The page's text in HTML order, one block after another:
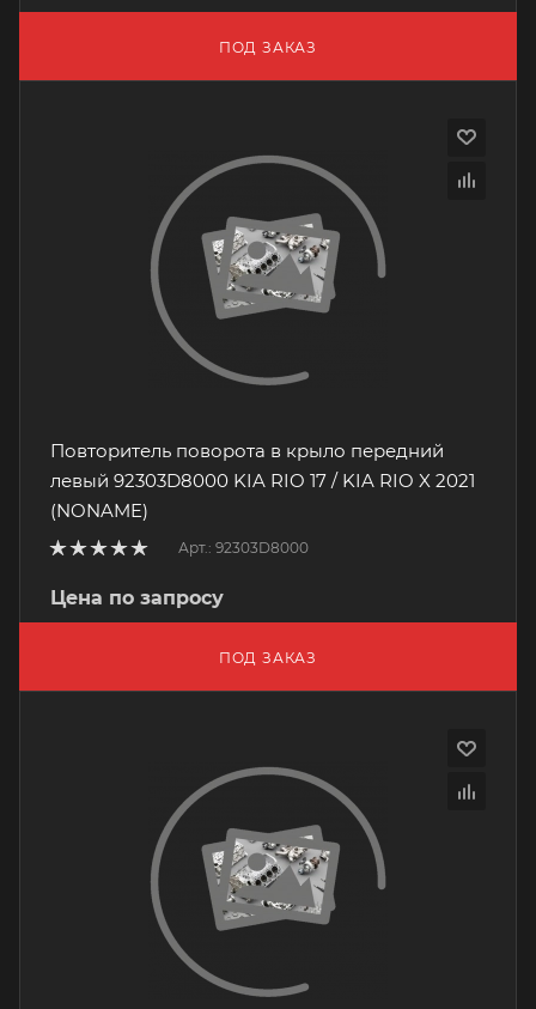
ПОД ЗАКАЗ
Повторитель поворота в крыло передний
левый 92303D8000 KIA RIO 17 / KIA RIO X 2021
(NONAME)
Арт.: 92303D8000
Цена по запросу
ПОД ЗАКАЗ